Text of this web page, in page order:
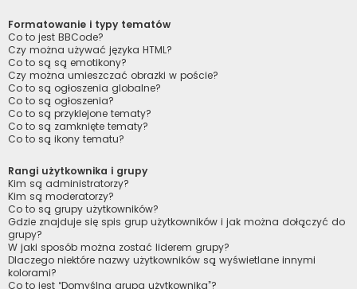
Formatowanie i typy tematów
Co to jest BBCode?
Czy można używać języka HTML?
Co to są są emotikony?
Czy można umieszczać obrazki w poście?
Co to są ogłoszenia globalne?
Co to są ogłoszenia?
Co to są przyklejone tematy?
Co to są zamknięte tematy?
Co to są ikony tematu?
Rangi użytkownika i grupy
Kim są administratorzy?
Kim są moderatorzy?
Co to są grupy użytkowników?
Gdzie znajduje się spis grup użytkowników i jak można dołączyć do
grupy?
W jaki sposób można zostać liderem grupy?
Dlaczego niektóre nazwy użytkowników są wyświetlane innymi
kolorami?
Co to jest “Domyślna grupa użytkownika”?